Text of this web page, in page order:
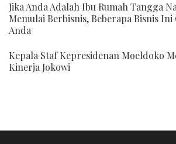
Jika Anda Adalah Ibu Rumah Tangga
Memulai Berbisnis, Beberapa Bisnis
Anda
Kepala Staf Kepresidenan Moeldoko
Kinerja Jokowi